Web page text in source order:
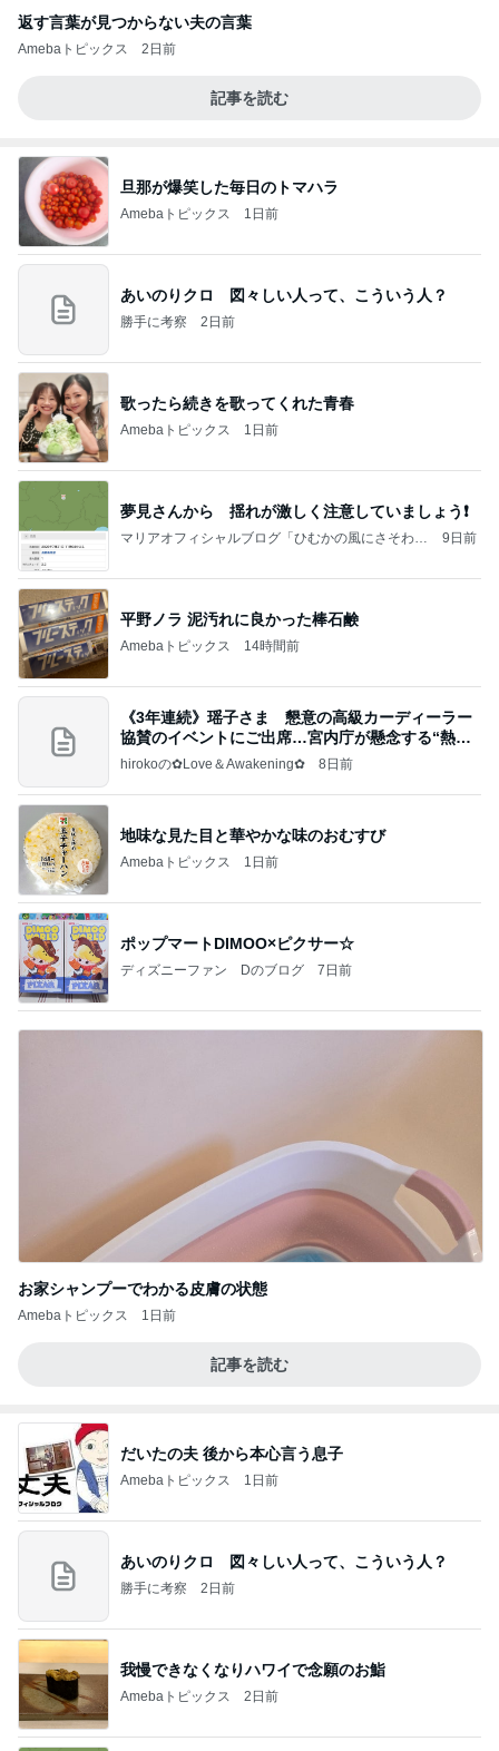
返す言葉が見つからない夫の言葉
Amebaトピックス 2日前
記事を読む
旦那が爆笑した毎日のトマハラ
Amebaトピックス 1日前
あいのりクロ 図々しい人って、こういう人？
勝手に考察 2日前
歌ったら続きを歌ってくれた青春
Amebaトピックス 1日前
夢見さんから 揺れが激しく注意していましょう❗️
マリアオフィシャルブログ「ひむかの風にさそわれ
9日前
平野ノラ 泥汚れに良かった棒石鹸
Amebaトピックス 14時間前
《3年連続》瑶子さま 懇意の高級カーディーラー
協賛のイベントにご出席…宮内庁が懸念する“熱心
すぎ
hirokoの✿Love＆Awakening✿ 8日前
地味な見た目と華やかな味のおむすび
Amebaトピックス 1日前
ポップマートDIMOO×ピクサー☆
ディズニーファン Dのブログ 7日前
お家シャンプーでわかる皮膚の状態
Amebaトピックス 1日前
記事を読む
だいたの夫 後から本心言う息子
Amebaトピックス 1日前
あいのりクロ 図々しい人って、こういう人？
勝手に考察 2日前
我慢できなくなりハワイで念願のお鮨
Amebaトピックス 2日前